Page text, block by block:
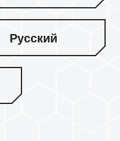
機測試的截圖。
Русский